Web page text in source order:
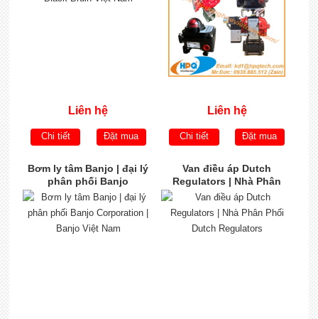
Liên hệ
Chi tiết Đặt mua
Liên hệ
Chi tiết Đặt mua
Bơm ly tâm Banjo | đại lý
phân phối Banjo
Corporation | Banjo Việt
Nam
Van điều áp Dutch
Regulators | Nhà Phân
Phối Dutch Regulators